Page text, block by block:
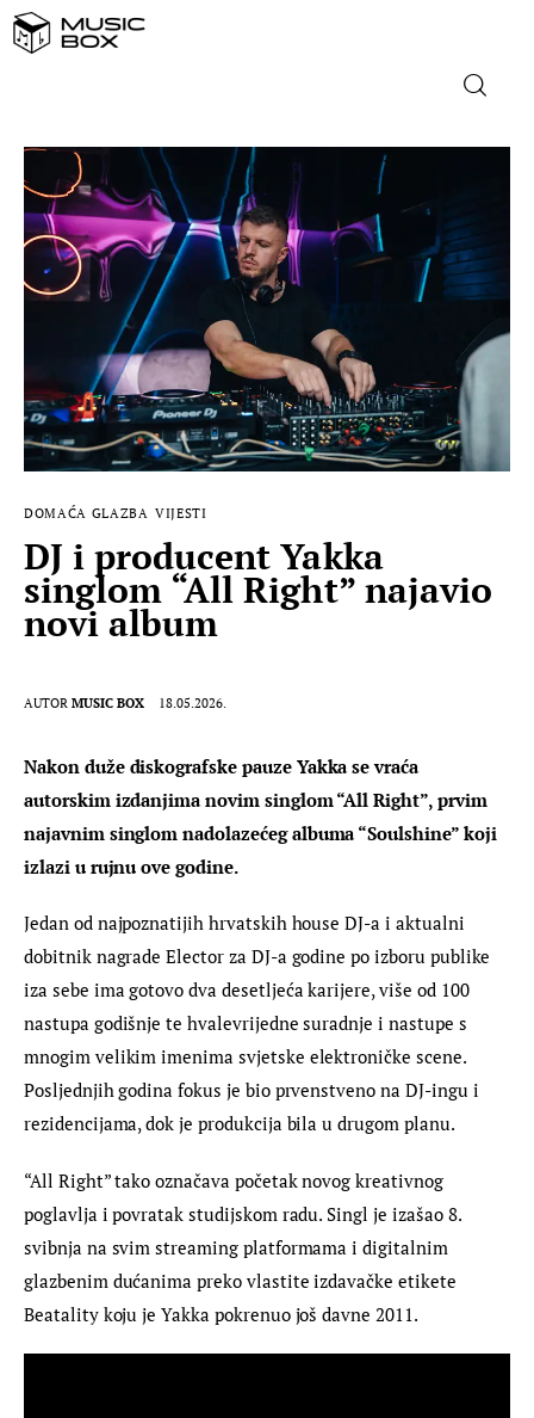
NASLOVNICA
DOMAĆA GLAZBA
STRANA GLAZBA
FILM
MUSIC BOX
DOMAĆA GLAZBA VIJESTI
DJ i producent Yakka
singlom “All Right” najavio
novi album
AUTOR MUSIC BOX 18.05.2026.
Nakon duže diskografske pauze Yakka se vraća
autorskim izdanjima novim singlom “All Right”, prvim
najavnim singlom nadolazećeg albuma “Soulshine” koji
izlazi u rujnu ove godine.
Jedan od najpoznatijih hrvatskih house DJ-a i aktualni
dobitnik nagrade Elector za DJ-a godine po izboru publike
iza sebe ima gotovo dva desetljeća karijere, više od 100
nastupa godišnje te hvalevrijedne suradnje i nastupe s
mnogim velikim imenima svjetske elektroničke scene.
Posljednjih godina fokus je bio prvenstveno na DJ-ingu i
rezidencijama, dok je produkcija bila u drugom planu.
“All Right” tako označava početak novog kreativnog
poglavlja i povratak studijskom radu. Singl je izašao 8.
svibnja na svim streaming platformama i digitalnim
glazbenim dućanima preko vlastite izdavačke etikete
Beatality koju je Yakka pokrenuo još davne 2011.